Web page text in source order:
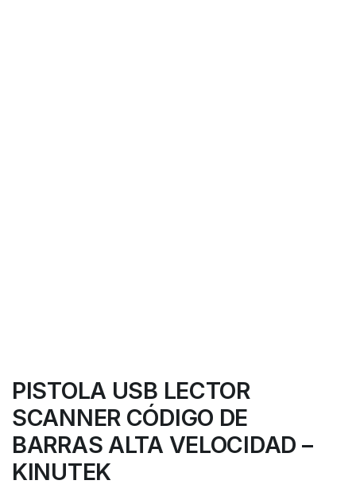
PISTOLA USB LECTOR
SCANNER CÓDIGO DE
BARRAS ALTA VELOCIDAD –
KINUTEK